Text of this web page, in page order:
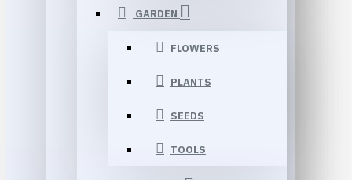
GARDEN
FLOWERS
PLANTS
SEEDS
TOOLS